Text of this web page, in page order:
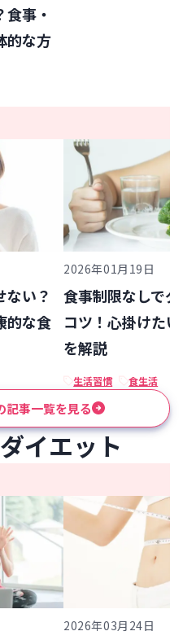
事・
的な方
ない？
的な食
2026年01月19日
食事制限なしで
コツ！心掛けた
を解説
生活習慣 食生活
記事一覧を見る
イエット
2026年03月24日